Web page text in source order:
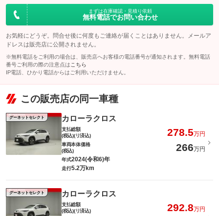
まずは在庫確認・見積り依頼
無料電話でお問い合わせ
お気軽にどうぞ。問合せ後に何度もご連絡が届くことはありません。メールア
ドレスは販売店に公開されません。
※無料電話をご利用の場合は、販売店へお客様の電話番号が通知されます。無料電話
番号ご利用の際の注意点は こちら
IP電話、ひかり電話からはご利用いただけません。
この販売店の同一車種
グーネットセレクト カローラクロス
支払総額
(税込)(リ済込)
278.5万円
車両本体価格
(税込)
266万円
年式2024(令和6)年
走行5.2万km
グーネットセレクト カローラクロス
支払総額
(税込)(リ済込)
292.8万円